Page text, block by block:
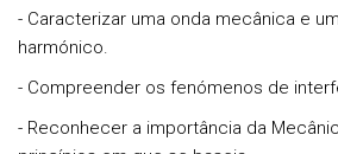
- Caracterizar uma onda mecânica e
harmónico.
- Compreender os fenómenos de
- Reconhecer a importância da